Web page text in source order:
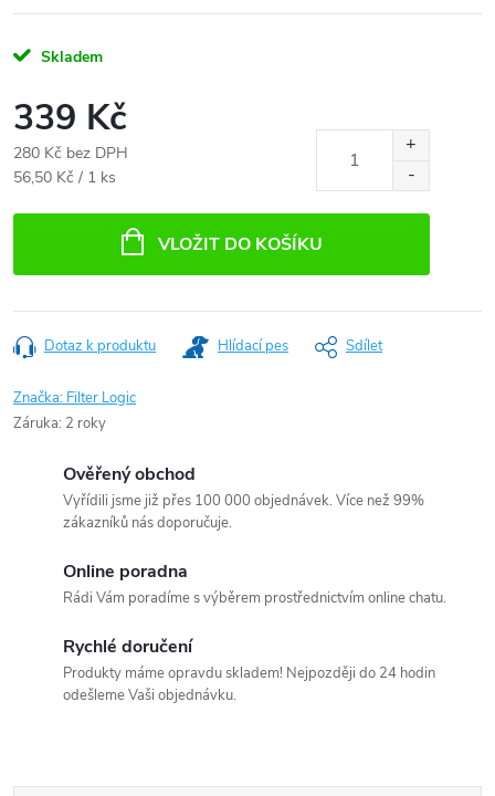
Skladem
339 Kč
280 Kč bez DPH
Měrná
56,50 Kč / 1 ks
VLOŽIT DO KOŠÍKU
Dotaz k produktu Hlídací pes Sdílet
Značka: Filter Logic
Záruka: 2 roky
Ověřený obchod
Vyřídili jsme již přes 100 000 objednávek. Více než 99%
zákazníků nás doporučuje.
Online poradna
Rádi Vám poradíme s výběrem prostřednictvím online chatu.
Rychlé doručení
Produkty máme opravdu skladem! Nejpozději do 24 hodin
odešleme Vaši objednávku.